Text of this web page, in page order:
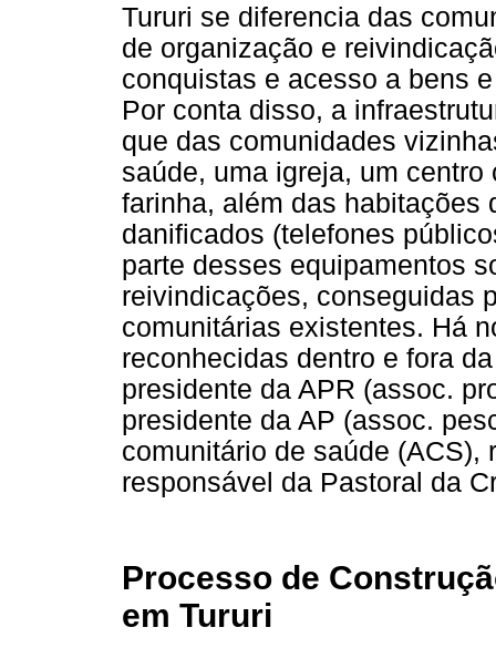
Tururi se diferencia das
de organização e
conquistas e acesso a bens
Por conta disso, a
que das comunidades
saúde, uma igreja, um
farinha, além das habitações
danificados (telefones
parte desses equipamentos
reivindicações, conseguidas
comunitárias existentes. Há
reconhecidas dentro e fora
presidente da APR (assoc.
presidente da AP (assoc.
comunitário de saúde (ACS),
responsável da Pastoral da
Processo de
em Tururi